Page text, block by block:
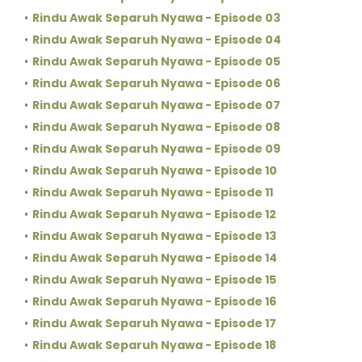
Rindu Awak Separuh Nyawa - Episode 03
Rindu Awak Separuh Nyawa - Episode 04
Rindu Awak Separuh Nyawa - Episode 05
Rindu Awak Separuh Nyawa - Episode 06
Rindu Awak Separuh Nyawa - Episode 07
Rindu Awak Separuh Nyawa - Episode 08
Rindu Awak Separuh Nyawa - Episode 09
Rindu Awak Separuh Nyawa - Episode 10
Rindu Awak Separuh Nyawa - Episode 11
Rindu Awak Separuh Nyawa - Episode 12
Rindu Awak Separuh Nyawa - Episode 13
Rindu Awak Separuh Nyawa - Episode 14
Rindu Awak Separuh Nyawa - Episode 15
Rindu Awak Separuh Nyawa - Episode 16
Rindu Awak Separuh Nyawa - Episode 17
Rindu Awak Separuh Nyawa - Episode 18